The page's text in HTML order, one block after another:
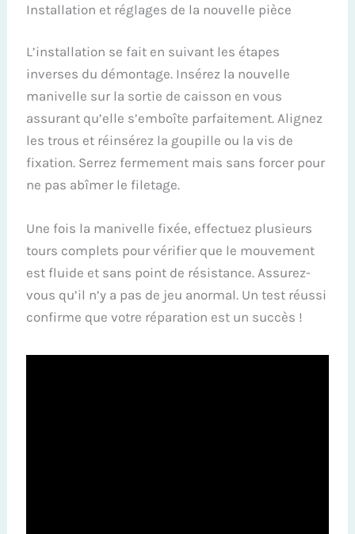
Installation et réglages de la nouvelle pièce
L’installation se fait en suivant les étapes
inverses du démontage. Insérez la nouvelle
manivelle sur la sortie de caisson en vous
assurant qu’elle s’emboîte parfaitement. Alignez
les trous et réinsérez la goupille ou la vis de
fixation. Serrez fermement mais sans forcer pour
ne pas abîmer le filetage.
Une fois la manivelle fixée, effectuez plusieurs
tours complets pour vérifier que le mouvement
est fluide et sans point de résistance. Assurez-
vous qu’il n’y a pas de jeu anormal. Un test réussi
confirme que votre réparation est un succès !